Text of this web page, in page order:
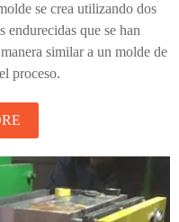
se crea utilizando dos
endurecidas que se han
similar a un molde de
proceso.